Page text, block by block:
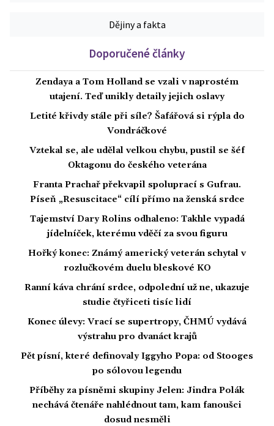
Dějiny a fakta
Doporučené články
Zendaya a Tom Holland se vzali v naprostém
utajení. Teď unikly detaily jejich oslavy
Letité křivdy stále při síle? Šafářová si rýpla do
Vondráčkové
Vztekal se, ale udělal velkou chybu, pustil se šéf
Oktagonu do českého veterána
Franta Prachař překvapil spoluprací s Gufrau.
Píseň „Resuscitace“ cílí přímo na ženská srdce
Tajemství Dary Rolins odhaleno: Takhle vypadá
jídelníček, kterému vděčí za svou figuru
Hořký konec: Známý americký veterán schytal v
rozlučkovém duelu bleskové KO
Ranní káva chrání srdce, odpolední už ne, ukazuje
studie čtyřiceti tisíc lidí
Konec úlevy: Vrací se supertropy, ČHMÚ vydává
výstrahu pro dvanáct krajů
Pět písní, které definovaly Iggyho Popa: od Stooges
po sólovou legendu
Příběhy za písněmi skupiny Jelen: Jindra Polák
nechává čtenáře nahlédnout tam, kam fanoušci
dosud nesměli